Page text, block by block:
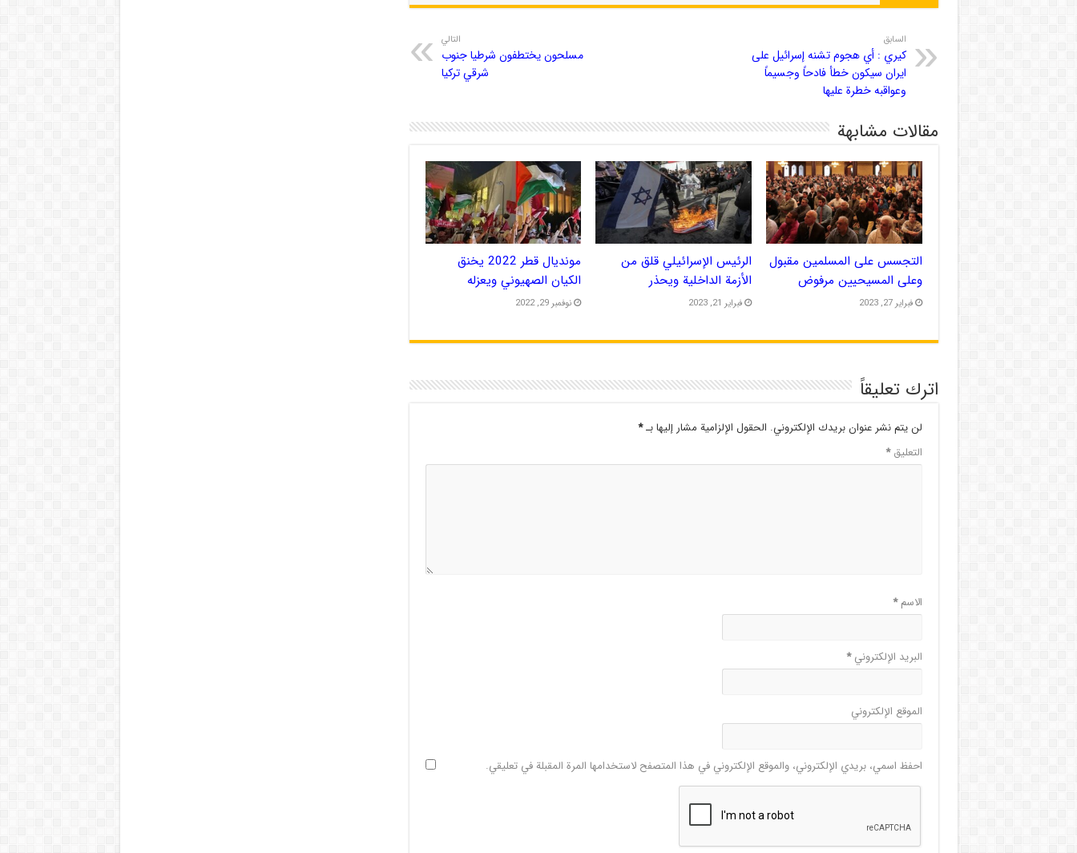
السابق
كيري : أي هجوم تشنه إسرائيل على
ايران سيكون خطأ فادحاً وجسيماً
وعواقبه خطرة عليها
التالي
مسلحون يختطفون شرطيا جنوب
شرقي تركيا
مقالات مشابهة
التجسس على المسلمين مقبول
وعلى المسيحيين مرفوض
فبراير 27, 2023
الرئيس الإسرائيلي قلق من
الأزمة الداخلية ويحذر
فبراير 21, 2023
مونديال قطر 2022 يخنق
الكيان الصهيوني ويعزله
نوفمبر 29, 2022
اترك تعليقاً
لن يتم نشر عنوان بريدك الإلكتروني. الحقول الإلزامية مشار إليها بـ*
التعليق*
الاسم*
البريد الإلكتروني*
الموقع الإلكتروني
احفظ اسمي، بريدي الإلكتروني، والموقع الإلكتروني في هذا المتصفح لاستخدامها المرة المقبلة في تعليقي.